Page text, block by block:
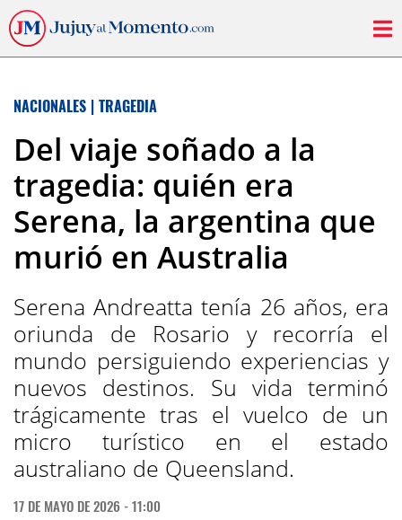
NACIONALES | TRAGEDIA
Del viaje soñado a la
tragedia: quién era
Serena, la argentina que
murió en Australia
Serena Andreatta tenía 26 años, era
oriunda de Rosario y recorría el
mundo persiguiendo experiencias y
nuevos destinos. Su vida terminó
trágicamente tras el vuelco de un
micro turístico en el estado
australiano de Queensland.
17 DE MAYO DE 2026 - 11:00